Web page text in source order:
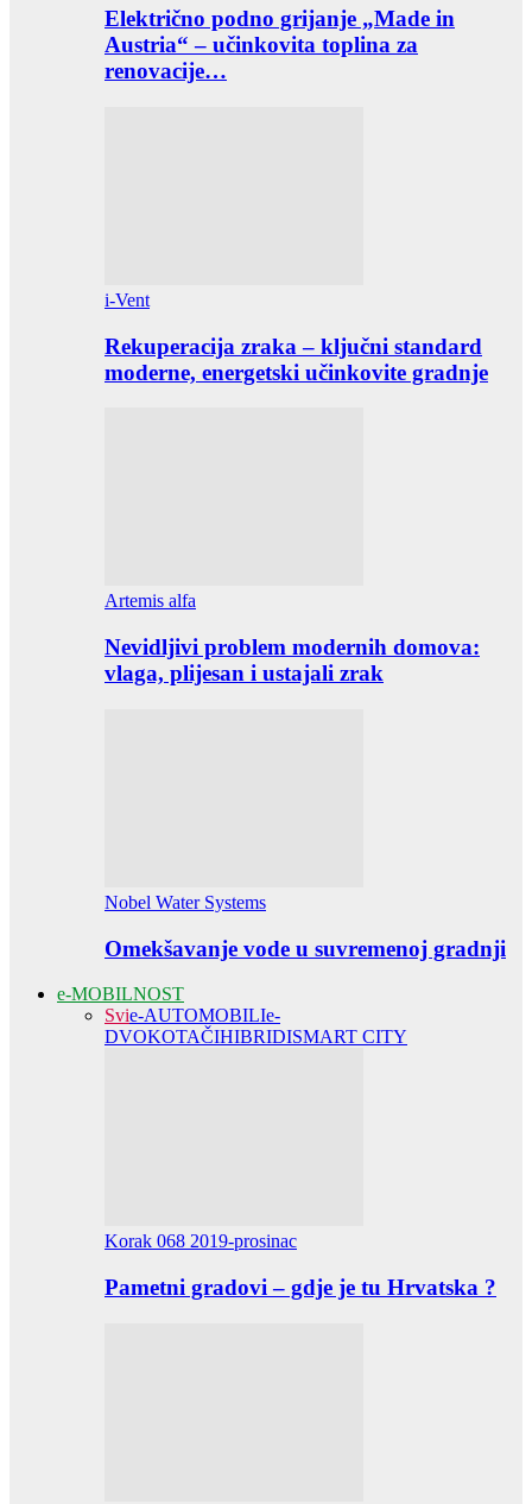
Električno podno grijanje „Made in
Austria“ – učinkovita toplina za
renovacije…
i-Vent
Rekuperacija zraka – ključni standard
moderne, energetski učinkovite gradnje
Artemis alfa
Nevidljivi problem modernih domova:
vlaga, plijesan i ustajali zrak
Nobel Water Systems
Omekšavanje vode u suvremenoj gradnji
e-MOBILNOST
Svie-AUTOMOBILIe-
DVOKOTAČIHIBRIDISMART CITY
Korak 068 2019-prosinac
Pametni gradovi – gdje je tu Hrvatska ?